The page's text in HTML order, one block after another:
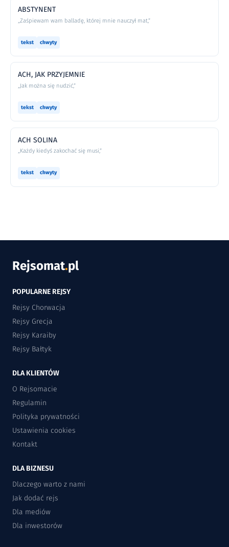
ABSTYNENT
„Zaśpiewam wam balladę, której mnie nauczył mat,”
tekst chwyty
ACH, JAK PRZYJEMNIE
„Jak można się nudzić,”
tekst chwyty
ACH SOLINA
„Każdy kiedyś zakochać się musi,”
tekst chwyty
Rejsomat.pl
POPULARNE REJSY
Rejsy Chorwacja
Rejsy Grecja
Rejsy Karaiby
Rejsy Bałtyk
DLA KLIENTÓW
O Rejsomacie
Regulamin
Polityka prywatności
Ustawienia cookies
Kontakt
DLA BIZNESU
Dlaczego warto z nami
Jak dodać rejs
Dla mediów
Dla inwestorów